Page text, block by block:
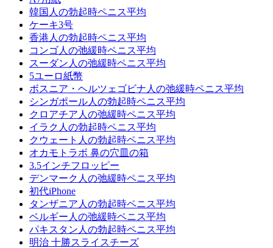
韓国人の勃起時ペニス平均
ケーキ3号
香港人の勃起時ペニス平均
コンゴ人の弛緩時ペニス平均
スーダン人の弛緩時ペニス平均
5ユーロ紙幣
ボスニア・ヘルツェゴビナ人の弛緩時ペニス平均
シンガポール人の勃起時ペニス平均
クロアチア人の弛緩時ペニス平均
イラク人の勃起時ペニス平均
クウェート人の勃起時ペニス平均
オカモトラボ 鼻の穴皿の箱
3.5インチフロッピー
デンマーク人の弛緩時ペニス平均
初代iPhone
タンザニア人の勃起時ペニス平均
ベルギー人の弛緩時ペニス平均
パキスタン人の勃起時ペニス平均
明治 十勝スライスチーズ